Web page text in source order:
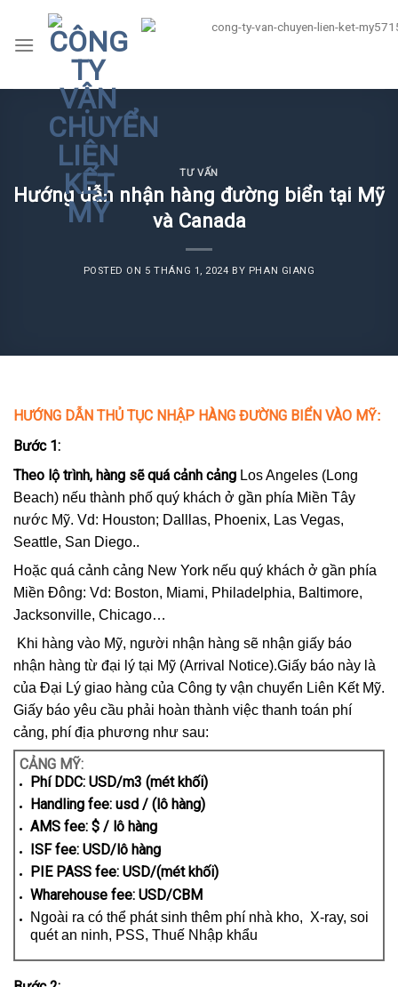
content
TƯ VẤN
Hướng dẫn nhận hàng đường biển tại Mỹ
và Canada
POSTED ON 5 THÁNG 1, 2024 BY PHAN GIANG
HƯỚNG DẪN THỦ TỤC NHẬP HÀNG ĐƯỜNG BIỂN VÀO MỸ:
Bước 1:
Theo lộ trình, hàng sẽ quá cảnh cảng Los Angeles (Long
Beach) nếu thành phố quý khách ở gần phía Miền Tây
nước Mỹ. Vd: Houston; Dalllas, Phoenix, Las Vegas,
Seattle, San Diego..
Hoặc quá cảnh cảng New York nếu quý khách ở gần phía
Miền Đông: Vd: Boston, Miami, Philadelphia, Baltimore,
Jacksonville, Chicago…
Khi hàng vào Mỹ, người nhận hàng sẽ nhận giấy báo
nhận hàng từ đại lý tại Mỹ (Arrival Notice).Giấy báo này là
của Đại Lý giao hàng của Công ty vận chuyển Liên Kết Mỹ.
Giấy báo yêu cầu phải hoàn thành việc thanh toán phí
cảng, phí địa phương như sau:
CẢNG MỸ:
Phí DDC: USD/m3 (mét khối)
Handling fee: usd / (lô hàng)
AMS fee: $ / lô hàng
ISF fee: USD/lô hàng
PIE PASS fee: USD/(mét khối)
Wharehouse fee: USD/CBM
Ngoài ra có thể phát sinh thêm phí nhà kho, X-ray, soi
quét an ninh, PSS, Thuế Nhập khẩu